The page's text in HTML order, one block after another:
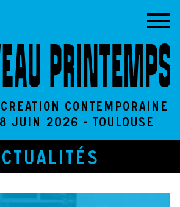
contemporaine
Juin 2026 - Toulouse